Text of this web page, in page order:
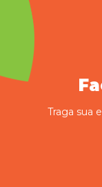
Traga sua